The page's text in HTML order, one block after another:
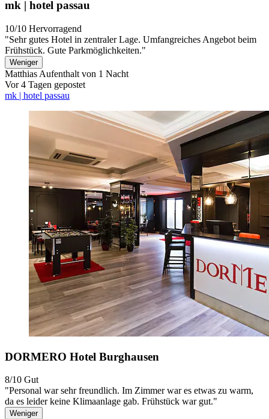
mk | hotel passau
10/10 Hervorragend
"Sehr gutes Hotel in zentraler Lage. Umfangreiches Angebot beim
Frühstück. Gute Parkmöglichkeiten."
Weniger
Matthias Aufenthalt von 1 Nacht
Vor 4 Tagen gepostet
mk | hotel passau
DORMERO Hotel Burghausen
8/10 Gut
"Personal war sehr freundlich. Im Zimmer war es etwas zu warm,
da es leider keine Klimaanlage gab. Frühstück war gut."
Weniger